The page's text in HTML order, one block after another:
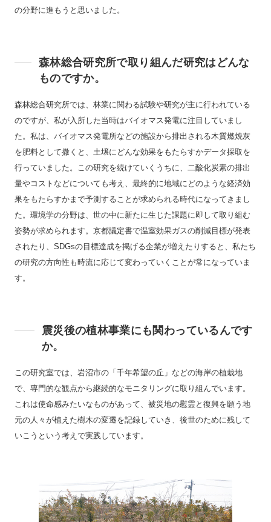
の分野に進もうと思いました。
森林総合研究所で取り組んだ研究はどんな
ものですか。
森林総合研究所では、林業に関わる試験や研究が主に行われている
のですが、私が入所した当時はバイオマス発電に注目していまし
た。私は、バイオマス発電所などの施設から排出される木質燃焼灰
を肥料として撒くと、土壌にどんな効果をもたらすかデータ採取を
行っていました。この研究を続けていくうちに、二酸化炭素の排出
量やコストなどについても考え、最終的に地域にどのような経済効
果をもたらすかまで予測することが求められる時代になってきまし
た。環境学の分野は、世の中に新たに生じた課題に即して取り組む
姿勢が求められます。京都議定書で温室効果ガスの削減目標が発表
されたり、SDGsの目標達成を掲げる企業が増えたりすると、私たち
の研究の方向性も時流に応じて変わっていくことが常になっていま
す。
震災後の植林事業にも関わっているんです
か。
この研究室では、岩沼市の「千年希望の丘」などの海岸の植栽地
で、専門的な観点から継続的なモニタリングに取り組んでいます。
これは使命感みたいなものがあって、被災地の慰霊と復興を願う地
元の人々が植えた樹木の変遷を記録していき、後世のために残して
いこうという考えで実践しています。